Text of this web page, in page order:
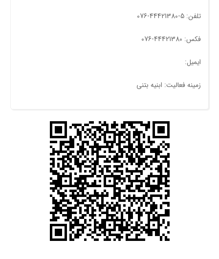
تلفن: 5-44421380-076
فکس: 44421380-076
ایمیل:
زمینه فعالیت: ابنیه بتنی